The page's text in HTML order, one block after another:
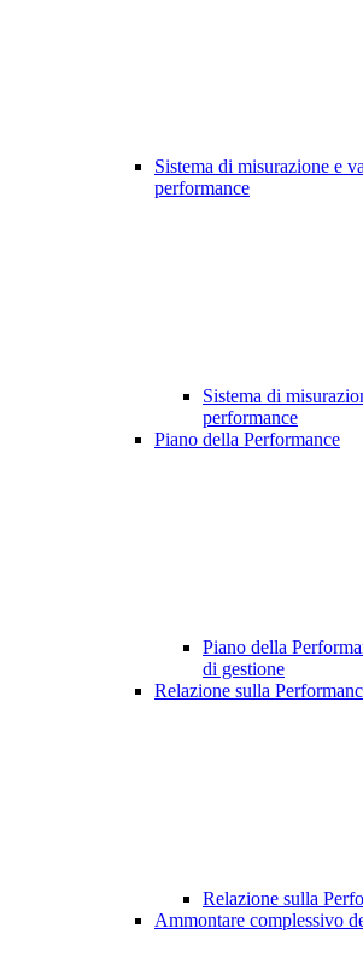
Sistema di misurazione e
performance
Sistema di
performance
Piano della Performance
Piano della
di gestione
Relazione sulla
Relazione sulla
Ammontare complessivo